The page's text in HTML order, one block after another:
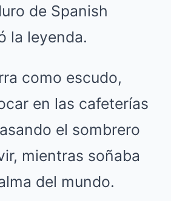
de Spanish
la leyenda.
como escudo,
en las cafeterías
el sombrero
mientras soñaba
del mundo.